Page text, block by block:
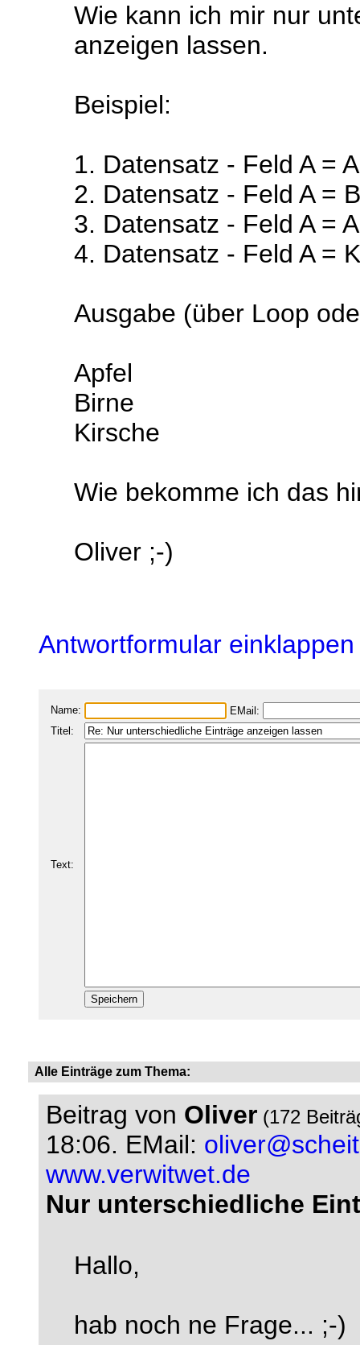
Wie kann ich mir nur
anzeigen lassen.
Beispiel:
1. Datensatz - Feld A =
2. Datensatz - Feld A =
3. Datensatz - Feld A =
4. Datensatz - Feld A =
Ausgabe (über Loop
Apfel
Birne
Kirsche
Wie bekomme ich das
Oliver ;-)
Antwortformular einklappen
Name:
EMail:
Titel:
Text:
Alle Einträge zum Thema:
Beitrag von Oliver (172
18:06. EMail:
www.verwitwet.de
Nur unterschiedliche
Hallo,
hab noch ne Frage... ;-)